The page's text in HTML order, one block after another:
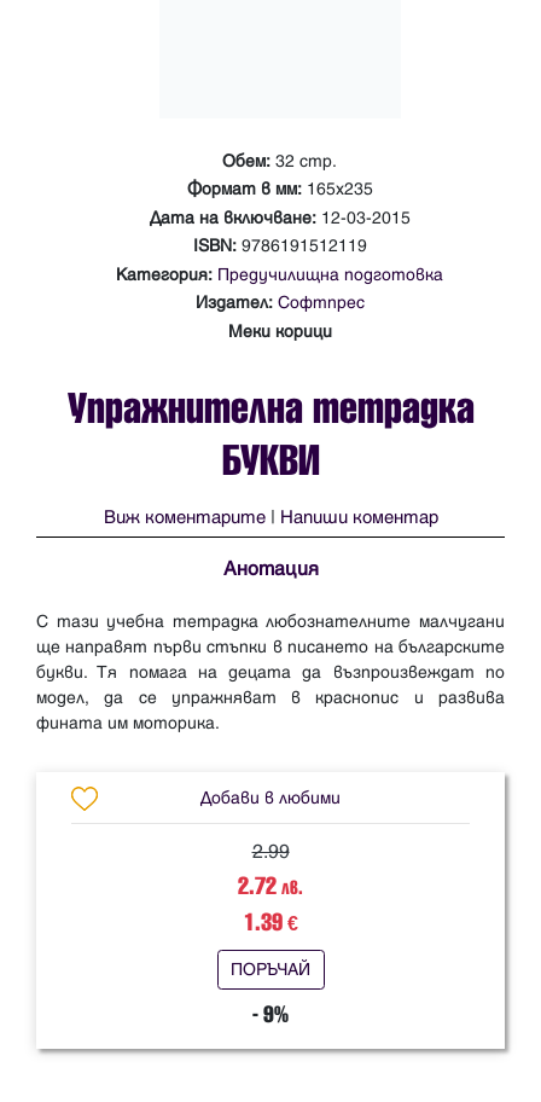
Обем: 32 стр.
Формат в мм: 165х235
Дата на включване: 12-03-2015
ISBN: 9786191512119
Категория: Предучилищна подготовка
Издател: Софтпрес
Меки корици
Упражнителна тетрадка
БУКВИ
Виж коментарите | Напиши коментар
Анотация
С тази учебна тетрадка любознателните малчугани
ще направят първи стъпки в писането на българските
букви. Тя помага на децата да възпроизвеждат по
модел, да се упражняват в краснопис и развива
Добави в любими
2.99
2.72 лв.
1.39€
ПОРЪЧАЙ
- 9%